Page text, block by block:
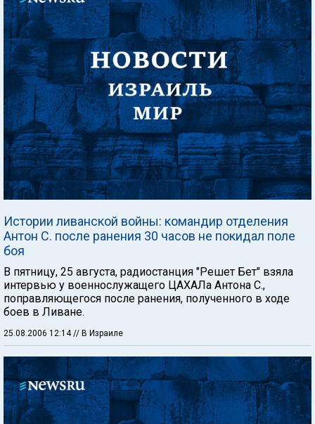
Истории ливанской войны: командир отделения
Антон С. после ранения 30 часов не покидал поле
боя
В пятницу, 25 августа, радиостанция "Решет Бет" взяла
интервью у военнослужащего ЦАХАЛа Антона С.,
поправляющегося после ранения, полученного в ходе
боев в Ливане.
25.08.2006 12:14// В Израиле